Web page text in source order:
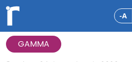
-A
GAMMA